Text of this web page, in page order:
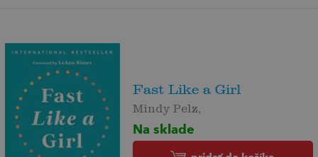
Fast Like a Girl
Mindy Pelz,
Na sklade